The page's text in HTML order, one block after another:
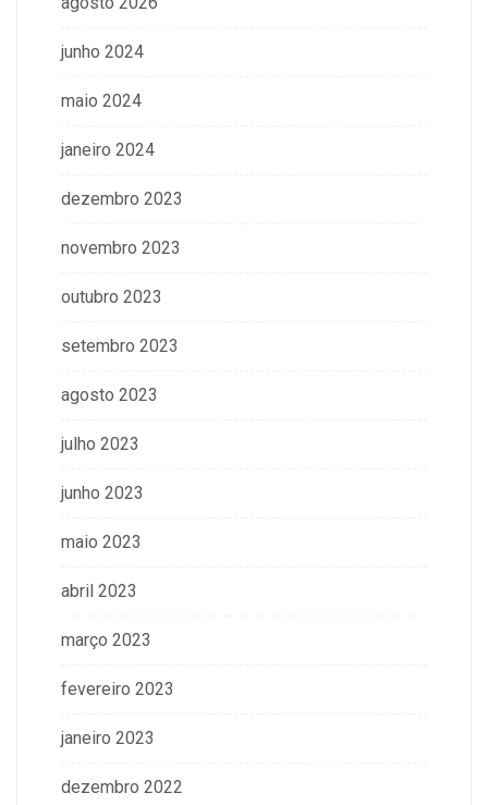
junho 2024
maio 2024
janeiro 2024
dezembro 2023
novembro 2023
outubro 2023
setembro 2023
agosto 2023
julho 2023
junho 2023
maio 2023
abril 2023
março 2023
fevereiro 2023
janeiro 2023
dezembro 2022